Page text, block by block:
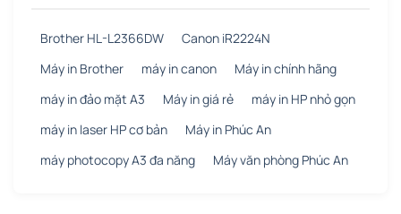
Brother HL-L2366DW
Canon iR2224N
Máy in Brother
máy in canon
Máy in chính hãng
máy in đảo mặt A3
Máy in giá rẻ
máy in HP nhỏ gọn
máy in laser HP cơ bản
Máy in Phúc An
máy photocopy A3 đa năng
Máy văn phòng Phúc An